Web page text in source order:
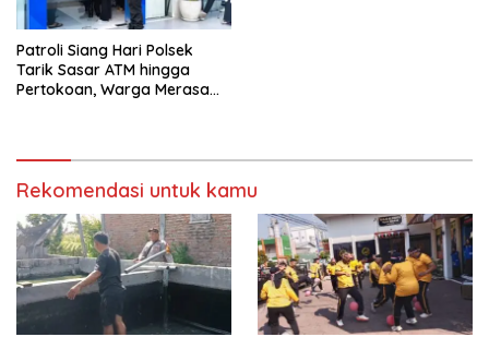
Patroli Siang Hari Polsek
Tarik Sasar ATM hingga
Pertokoan, Warga Merasa
Rekomendasi untuk kamu